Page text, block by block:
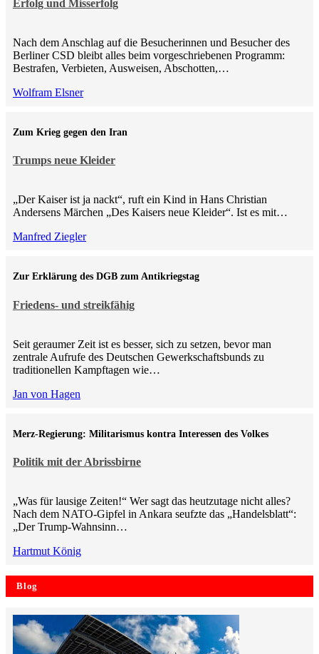
Erfolg und Misserfolg
Nach dem Anschlag auf die Besucherinnen und Besucher des
Berliner CSD bleibt alles beim vorgeschriebenen Programm:
Bestrafen, Verbieten, Ausweisen, Abschotten,…
Wolfram Elsner
Trumps neue Kleider
Zum Krieg gegen den Iran
„Der Kaiser ist ja nackt“, ruft ein Kind in Hans Christian
Andersens Märchen „Des Kaisers neue Kleider“. Ist es mit…
Manfred Ziegler
Friedens- und streikfähig
Zur Erklärung des DGB zum Antikriegstag
Seit geraumer Zeit ist es besser, sich zu setzen, bevor man
zentrale Aufrufe des Deutschen Gewerkschaftsbunds zu
traditionellen Kampftagen wie…
Jan von Hagen
Politik mit der Abrissbirne
Merz-Regierung: Militarismus kontra Inte­ressen des Volkes
„Was für lausige Zeiten!“ Wer sagt das heutzutage nicht alles?
Nach dem NATO-Gipfel in Ankara seufzte das „Handelsblatt“:
„Der Trump-Wahnsinn…
Hartmut König
Blog